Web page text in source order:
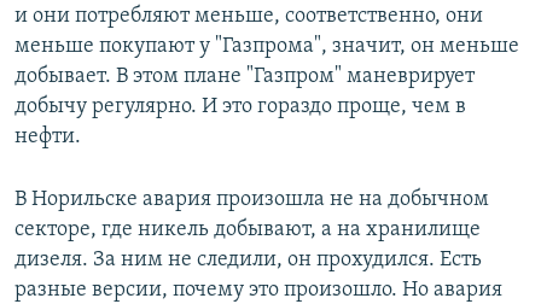
и они потребляют меньше, соответственно, они
меньше покупают у "Газпрома", значит, он меньше
добывает. В этом плане "Газпром" маневрирует
добычу регулярно. И это гораздо проще, чем в
нефти.
В Норильске авария произошла не на добычном
секторе, где никель добывают, а на хранилище
дизеля. За ним не следили, он прохудился. Есть
разные версии, почему это произошло. Но авария